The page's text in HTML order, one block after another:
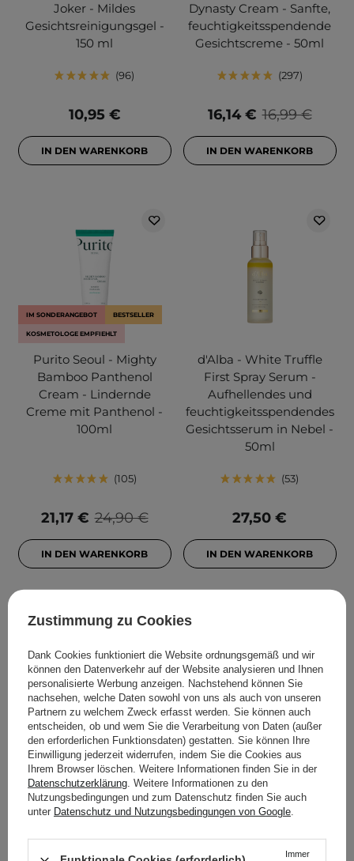
Joker - Mildes
Gesichtsreinigungsgel -
150 ml
96
10,95 €
IN DEN WARENKORB
Dynasty Cream - Sanfte,
feuchtigkeitsspendende
Gesichtscreme - 50ml
297
16,99 €
16,14 €
IN DEN WARENKORB
IM SONDERANGEBOT BESTSELLER
KOSMETOLOGE EMPFIEHLT
Purito Seoul - Mighty
Bamboo Panthenol
Cream - Lindernde
Creme mit Panthenol -
100ml
105
24,90 €
21,17 €
IN DEN WARENKORB
d'Alba - White Truffle
First Spray Serum -
Aufhellendes und
feuchtigkeitsspendendes
Gesichtsserum in Nebel -
50ml
53
27,50 €
IN DEN WARENKORB
BESTSELLER
HairTry - AndroVital -
Haarwuchs stimulierende
und stärkende Peptid
Einreibung - 100ml
BESTSELLER
The Ordinary - Azelaic
Acid Suspension 10% -
Leichte Emulsion mit
Azelainsäure - 30ml
Zustimmung zu Cookies
Dank Cookies funktioniert die Website ordnungsgemäß und wir
können den Datenverkehr auf der Website analysieren und Ihnen
personalisierte Werbung anzeigen. Nachstehend können Sie
nachsehen, welche Daten sowohl von uns als auch von unseren
Partnern zu welchem Zweck erfasst werden. Sie können auch
entscheiden, ob und wem Sie die Verarbeitung von Daten (außer
den erforderlichen Funktionsdaten) gestatten. Sie können Ihre
Einwilligung jederzeit widerrufen, indem Sie die Cookies aus
Ihrem Browser löschen. Weitere Informationen finden Sie in der
Datenschutzerklärung . Weitere Informationen zu den
Nutzungsbedingungen und zum Datenschutz finden Sie auch
unter Datenschutz und Nutzungsbedingungen von Google
Immer